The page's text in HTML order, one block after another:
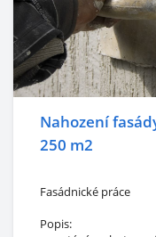
Doplňující informace:
- prosím o co
Nahození
250 m2
Fasádnické práce
Popis: